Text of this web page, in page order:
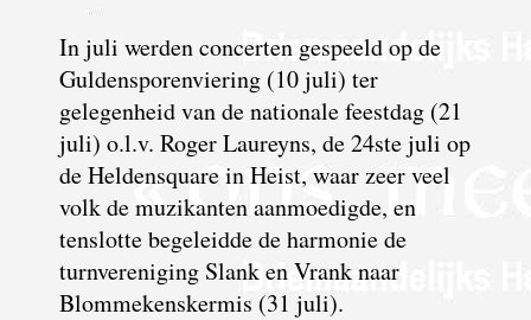
In juli werden concerten gespeeld op de
Guldensporenviering (10 juli) ter
gelegenheid van de nationale feestdag (21
juli) o.l.v. Roger Laureyns, de 24ste juli op
de Heldensquare in Heist, waar zeer veel
volk de muzikanten aanmoedigde, en
tenslotte begeleidde de harmonie de
turnvereniging Slank en Vrank naar
Blommekenskermis (31 juli).